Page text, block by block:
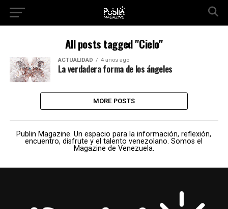
All posts tagged "Cielo"
ACTUALIDAD 4 años ago
La verdadera forma de los ángeles
MORE POSTS
Publin Magazine. Un espacio para la información, reflexión,
encuentro, disfrute y el talento venezolano. Somos el
Magazine de Venezuela.